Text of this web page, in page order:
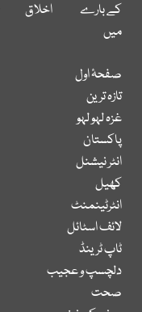
کے بارے
میں
اخلاق
صفحۂ اول
تازہ ترین
غزہ لہو لہو
پاکستان
انٹر نیشنل
کھیل
انٹرٹینمنٹ
لائف اسٹائل
ٹاپ ٹرینڈ
دلچسپ و عجیب
صحت